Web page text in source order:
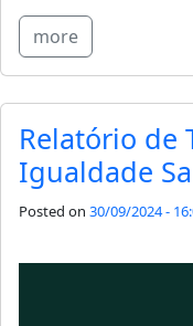
more
Relatório de
Igualdade
Posted on 30/09/2024 -